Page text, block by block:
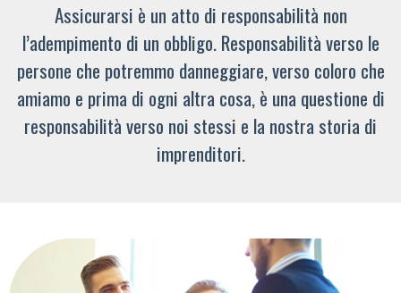
Assicurarsi è un atto di responsabilità non
l’adempimento di un obbligo. Responsabilità verso le
persone che potremmo danneggiare, verso coloro che
amiamo e prima di ogni altra cosa, è una questione di
responsabilità verso noi stessi e la nostra storia di
imprenditori.